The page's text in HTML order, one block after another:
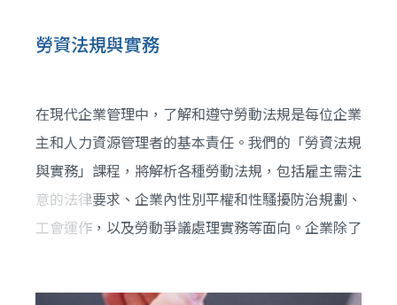
勞資法規與實務
在現代企業管理中，了解和遵守勞動法規是每位企業
主和人力資源管理者的基本責任。我們的「勞資法規
與實務」課程，將解析各種勞動法規，包括雇主需注
意的法律要求、企業內性別平權和性騷擾防治規劃、
工會運作，以及勞動爭議處理實務等面向。企業除了